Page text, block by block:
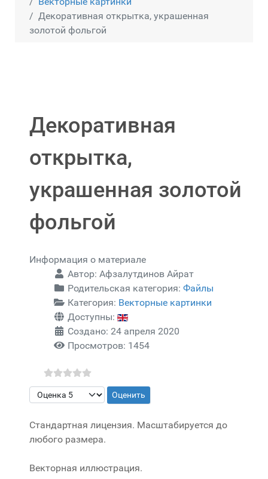
Декоративная открытка, украшенная
золотой фольгой
Декоративная
открытка,
украшенная золотой
фольгой
Информация о материале
Автор: Афзалутдинов Айрат
Родительская категория: Файлы
Категория: Векторные картинки
Доступны:
Создано: 24 апреля 2020
Просмотров: 1454
Пожалуйста, оцените
Стандартная лицензия. Масштабируется до
любого размера.
Векторная иллюстрация.